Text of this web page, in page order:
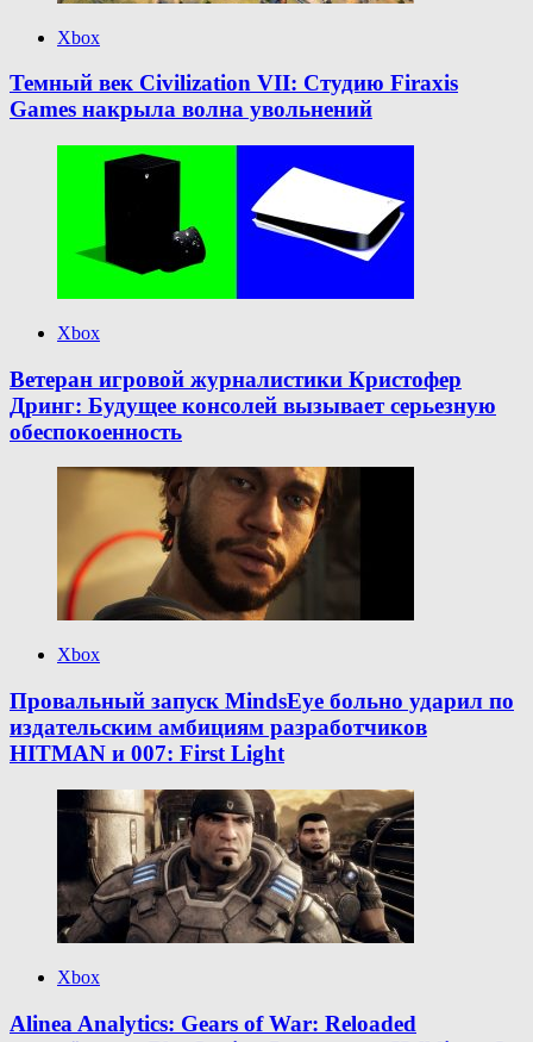
Xbox
Темный век Civilization VII: Студию Firaxis
Games накрыла волна увольнений
Xbox
Ветеран игровой журналистики Кристофер
Дринг: Будущее консолей вызывает серьезную
обеспокоенность
Xbox
Провальный запуск MindsEye больно ударил по
издательским амбициям разработчиков
HITMAN и 007: First Light
Xbox
Alinea Analytics: Gears of War: Reloaded